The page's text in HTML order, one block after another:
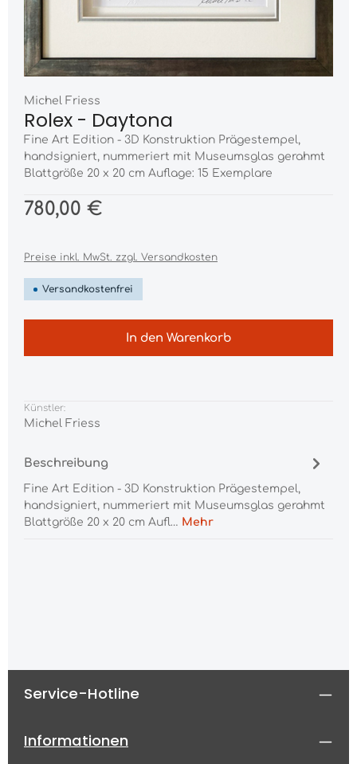
Michel Friess
Rolex - Daytona
Fine Art Edition - 3D Konstruktion Prägestempel,
handsigniert, nummeriert mit Museumsglas gerahmt
Blattgröße 20 x 20 cm Auflage: 15 Exemplare
780,00 €
Preise inkl. MwSt. zzgl. Versandkosten
Versandkostenfrei
In den Warenkorb
Künstler:
Michel Friess
Beschreibung
Fine Art Edition - 3D Konstruktion Prägestempel,
handsigniert, nummeriert mit Museumsglas gerahmt
Blattgröße 20 x 20 cm Aufl… Mehr
Service-Hotline
Informationen